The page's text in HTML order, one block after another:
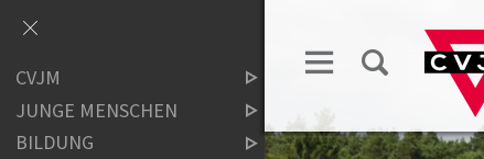
CVJM
JUNGE MENSCHEN
BILDUNG